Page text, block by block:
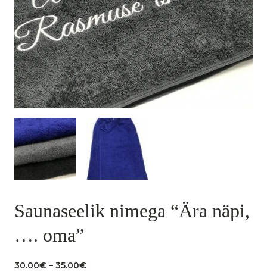
Saunaseelik nimega “Ära näpi,
…. oma”
30.00€ – 35.00€